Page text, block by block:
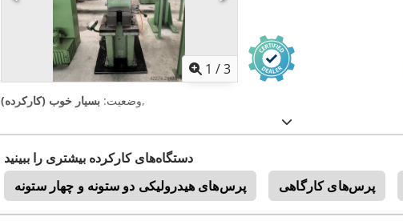
1 /3
وضعیت: بسیار خوب (کارکرده) ,
دستگاه‌های کارکرده بیشتری را ببینید
پرس‌های هیدرولیکی دو ستونه و چهار ستونه
پرس‌های کارگاهی